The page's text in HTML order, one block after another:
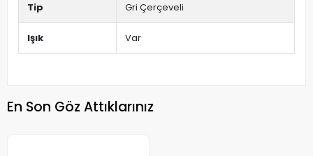
Tip Gri Çerçeveli
Işık Var
En Son Göz Attıklarınız